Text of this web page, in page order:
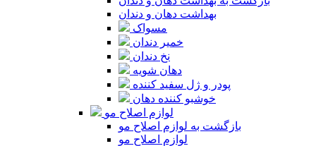
بهداشت دهان و دندان
مسواک
خمیر دندان
نخ دندان
دهان شویه
پودر و ژل سفید کننده
خوشبو کننده دهان
لوازم اصلاح مو
بازگشت به لوازم اصلاح مو
لوازم اصلاح مو